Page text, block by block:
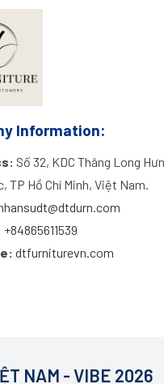
Information:
Số 32, KDC Thăng Long
TP Hồ Chí Minh, Việt Nam.
+84865611539
dtfurniturevn.com
NAM - VIBE 2026